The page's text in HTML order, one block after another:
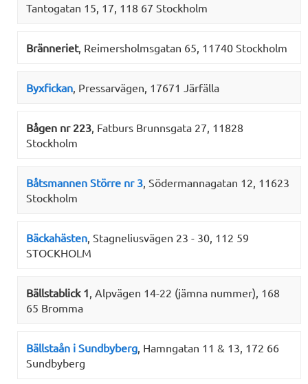
Tantogatan 15, 17, 118 67 Stockholm
Bränneriet, Reimersholmsgatan 65, 11740 Stockholm
Byxfickan, Pressarvägen, 17671 Järfälla
Bågen nr 223, Fatburs Brunnsgata 27, 11828
Stockholm
Båtsmannen Större nr 3, Södermannagatan 12, 11623
Stockholm
Bäckahästen, Stagneliusvägen 23 - 30, 112 59
STOCKHOLM
Bällstablick 1, Alpvägen 14-22 (jämna nummer), 168
65 Bromma
Bällstaån i Sundbyberg, Hamngatan 11 & 13, 172 66
Sundbyberg